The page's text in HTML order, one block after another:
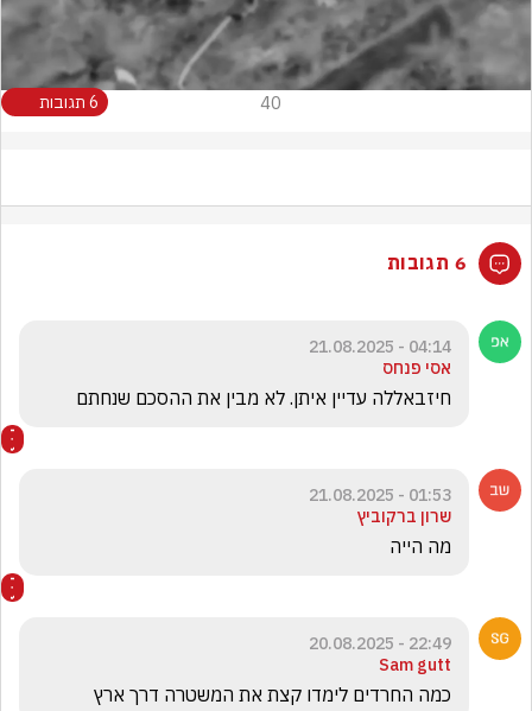
Video
40 6 תגובות
6 תגובות
04:14 - 21.08.2025
אסי פנחס
חיזבאללה עדיין איתן. לא מבין את ההסכם שנחתם
01:53 - 21.08.2025
שרון ברקוביץ
מה הייה
22:49 - 20.08.2025
Sam gutt
כמה החרדים לימדו קצת את המשטרה דרך ארץ